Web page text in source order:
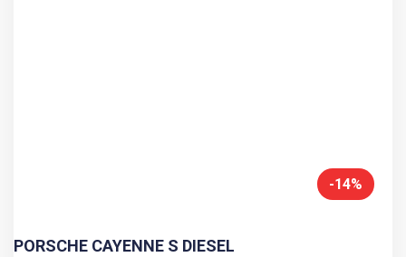
-14%
PORSCHE CAYENNE S DIESEL